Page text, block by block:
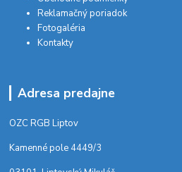
Reklamačný poriadok
Fotogaléria
Kontakty
Adresa predajne
OZC RGB Liptov
Kamenné pole 4449/3